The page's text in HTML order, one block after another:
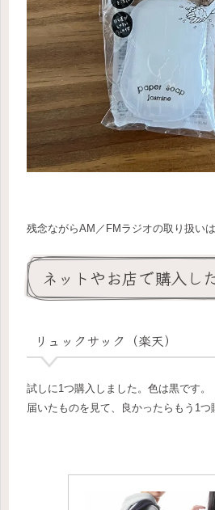
残念ながらAM／FMラジオの取り扱い
ネットやお店で購入し
リュックサック（楽天）
試しに1つ購入しました。色は黒です。
届いたものを見て、良かったらもう1つ